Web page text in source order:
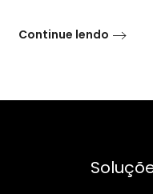
Continue lendo